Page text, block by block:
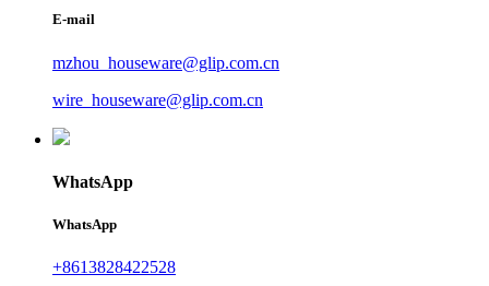
E-mail
mzhou_houseware@glip.com.cn
wire_houseware@glip.com.cn
WhatsApp
WhatsApp
+8613828422528